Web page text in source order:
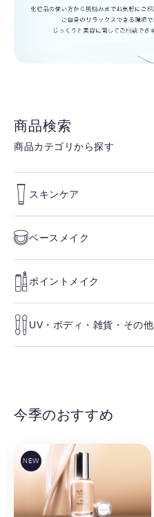
商品検索
商品カテゴリから探す
スキンケア
ベースメイク
ポイントメイク
UV・ボディ・雑貨・その他
今季のおすすめ